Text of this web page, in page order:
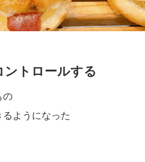
ントロールする
の
ようになった